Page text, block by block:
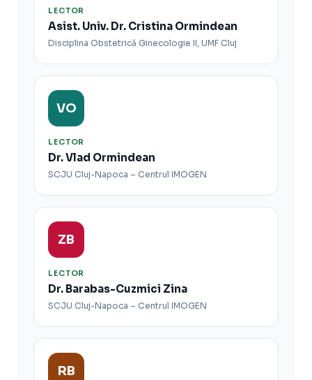
LECTOR
Asist. Univ. Dr. Cristina Ormindean
Disciplina Obstetrică Ginecologie II, UMF Cluj
VO
LECTOR
Dr. Vlad Ormindean
SCJU Cluj-Napoca – Centrul IMOGEN
ZB
LECTOR
Dr. Barabas-Cuzmici Zina
SCJU Cluj-Napoca – Centrul IMOGEN
RB